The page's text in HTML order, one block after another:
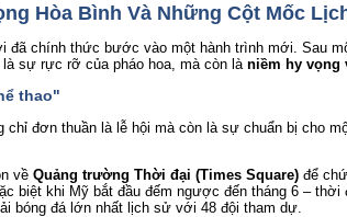
Hòa Bình Và Những Cột Mốc
đã chính thức bước vào một hành trình mới. Sau
sự rực rỡ của pháo hoa, mà còn là niềm hy vọng
thao"
đơn thuần là lễ hội mà còn là sự chuẩn bị cho
về Quảng trường Thời đại (Times Square) để
biệt khi Mỹ bắt đầu đếm ngược đến tháng 6 –
bóng đá lớn nhất lịch sử với 48 đội tham dự.